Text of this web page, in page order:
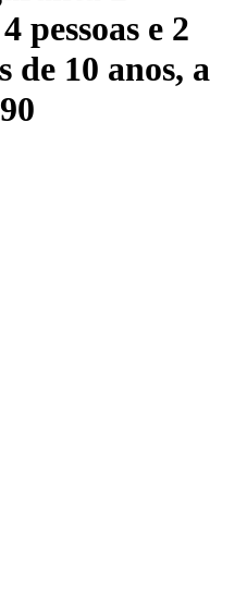
pessoas e 2
de 10 anos, a